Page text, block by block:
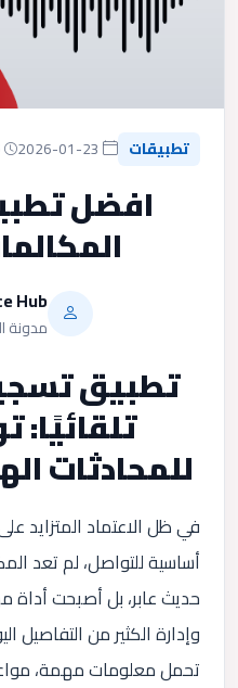
تطبيقات
افضل
Hub
مدونة
تطبيق
للمحادثات
في ظل الاعتماد المتزايد
أساسية للتواصل، لم تعد
حديث عابر، بل أصبحت أداة
وإدارة الكثير من التفاصيل
تحمل معلومات مهمة،